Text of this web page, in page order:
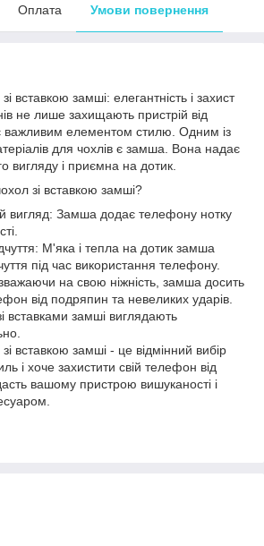
Оплата Умови повернення
вставкою замші: елегантність і захист
не лише захищають пристрій від
важливим елементом стилю. Одним із
для чохлів є замша. Вона надає
вигляду і приємна на дотик.
зі вставкою замші?
вигляд: Замша додає телефону нотку
М'яка і тепла на дотик замша
під час використання телефону.
на свою ніжність, замша досить
від подряпин та невеликих ударів.
вставками замші виглядають
вставкою замші - це відмінний вибір
і хоче захистити свій телефон від
вашому пристрою вишуканості і